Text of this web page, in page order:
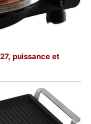
puissance et